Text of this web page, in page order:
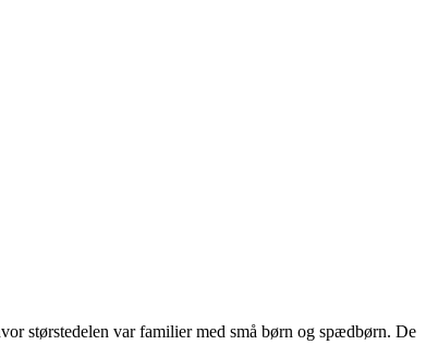
størstedelen var familier med små børn og spædbørn. De